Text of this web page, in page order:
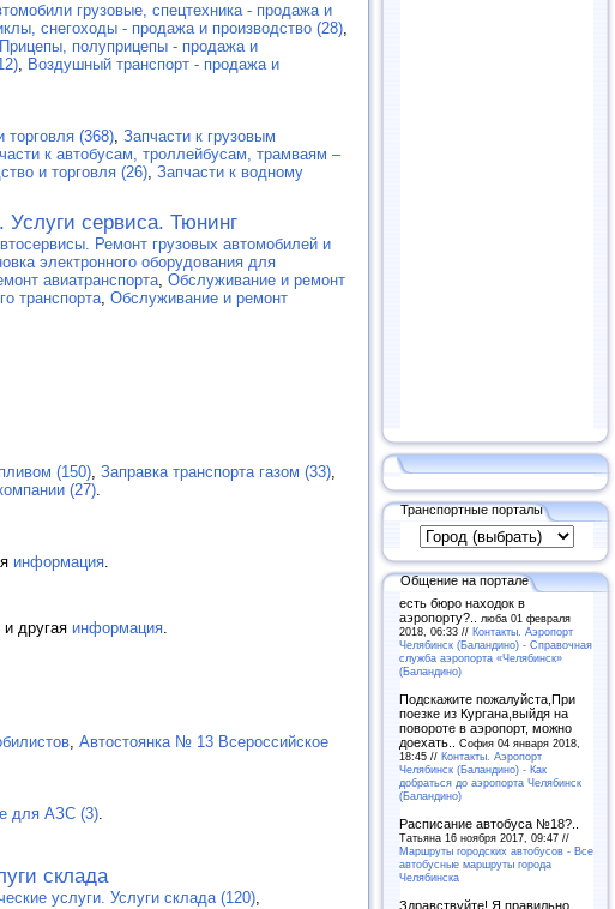
грузовые, спецтехника - продажа и
снегоходы - продажа и производство (28),
Прицепы, полуприцепы - продажа и
, Воздушный транспорт - продажа и
торговля (368), Запчасти к грузовым
к автобусам, троллейбусам, трамваям –
и торговля (26), Запчасти к водному
сервиса. Тюнинг
Ремонт грузовых автомобилей и
электронного оборудования для
авиатранспорта, Обслуживание и ремонт
транспорта, Обслуживание и ремонт
(150), Заправка транспорта газом (33),
(27).
информация.
и другая информация.
, Автостоянка № 13 Всероссийское
для АЗС (3).
склада
услуги. Услуги склада (120),
Транспортные порталы
Общение на портале
есть бюро находок в
аэропорту?..
люба 01 февраля
2018, 06:33 // Контакты. Аэропорт
Челябинск (Баландино) - Справочная
служба аэропорта «Челябинск»
(Баландино)
Подскажите пожалуйста,При
поезке из Кургана,выйдя на
повороте в аэропорт, можно
доехать.. София 04 января 2018,
18:45 // Контакты. Аэропорт
Челябинск (Баландино) - Как
добраться до аэропорта Челябинск
(Баландино)
Расписание автобуса №18?..
Татьяна 16 ноября 2017, 09:47 //
Маршруты городских автобусов - Все
автобусные маршруты города
Челябинска
Здравствуйте! Я правильно